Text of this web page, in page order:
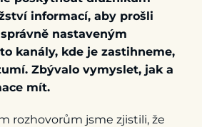
informací, aby prošli
nastaveným
kanály, kde je zastihneme,
Zbývalo vymyslet, jak a
mít.
rozhovorům jsme zjistili, že